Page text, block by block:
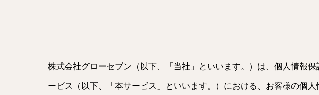
株式会社グローセブン（以下、「当社」といいます。）は、個人情報
ービス（以下、「本サービス」といいます。）における、お客様の個